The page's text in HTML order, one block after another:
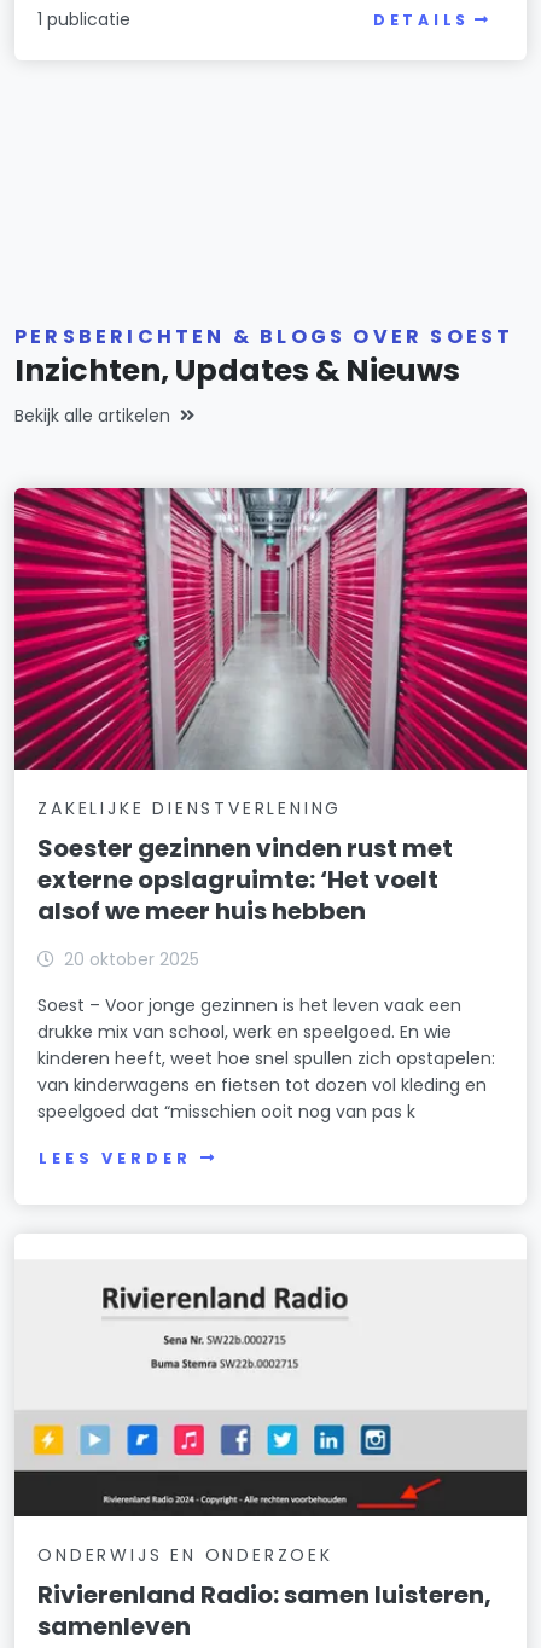
1 publicatie
DETAILS
PERSBERICHTEN & BLOGS OVER SOEST
Inzichten, Updates & Nieuws
Bekijk alle artikelen
ZAKELIJKE DIENSTVERLENING
Soester gezinnen vinden rust met
externe opslagruimte: ‘Het voelt
alsof we meer huis hebben
20 oktober 2025
Soest – Voor jonge gezinnen is het leven vaak een
drukke mix van school, werk en speelgoed. En wie
kinderen heeft, weet hoe snel spullen zich opstapelen:
van kinderwagens en fietsen tot dozen vol kleding en
speelgoed dat “misschien ooit nog van pas k
LEES VERDER
ONDERWIJS EN ONDERZOEK
Rivierenland Radio: samen luisteren,
samenleven